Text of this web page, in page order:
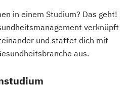
in einem Studium? Das geht!
verknüpft
und stattet dich mit
aus.